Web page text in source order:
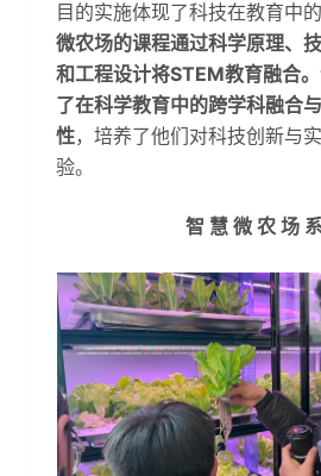
目的实施体现了科技在教育中
微农场的课程通过科学原理、
和工程设计将STEM教育融合
了在科学教育中的跨学科融合
性，培养了他们对科技创新与
验。
智 慧 微 农 场